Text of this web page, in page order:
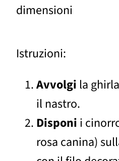
dimensioni
Istruzioni:
Avvolgi la
il nastro.
Disponi i
rosa canina)